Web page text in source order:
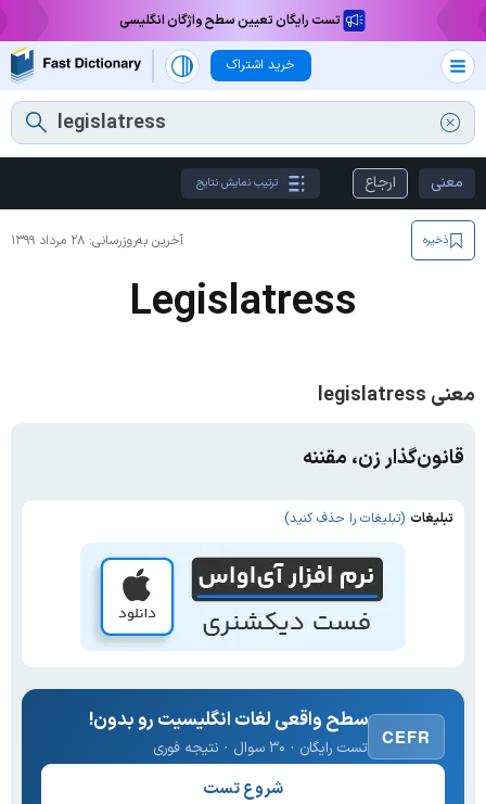
تست رایگان تعیین سطح واژگان انگلیسی
خرید اشتراک
معنی ارجاع ترتیب نمایش نتایج
آخرین به‌روزرسانی: ۲۸ مرداد ۱۳۹۹ ذخیره
Legislatress
معنی legislatress
قانون‌گذار زن، مقننه
تبلیغات (تبلیغات را حذف کنید)
CEFR
سطح واقعی لغات انگلیسیت رو بدون!
تست رایگان · ۳۰ سوال · نتیجه فوری
شروع تست